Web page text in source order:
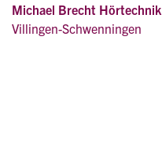
Michael Brecht Hörtechnik
Villingen-Schwenningen